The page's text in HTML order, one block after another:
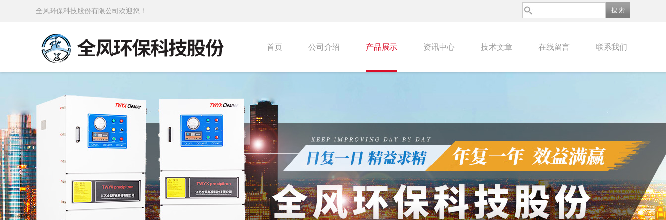
全风环保科技股份有限公司欢迎您！
首页 公司介绍 产品展示 资讯中心 技术文章 在线留言 联系我们